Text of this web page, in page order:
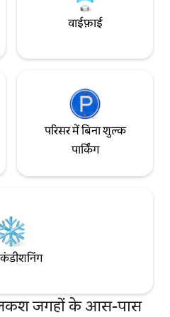
वाईफ़ाई
परिसर में बिना शुल्क
पार्किंग
जगहों के आस-पास